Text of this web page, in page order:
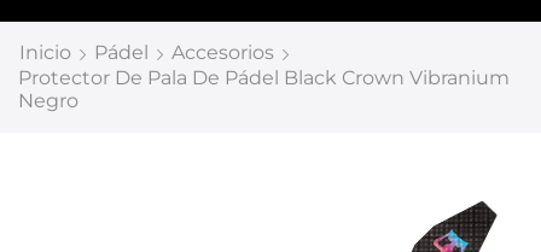
Inicio Pádel
Accesorios
Protector De Pala De Pádel Black Crown Vibranium
Negro